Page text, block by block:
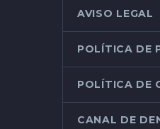
AVISO LEGAL
POLÍTICA DE
POLÍTICA DE
CANAL DE